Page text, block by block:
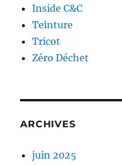
Inside C&C
Teinture
Tricot
Zéro Déchet
ARCHIVES
juin 2025